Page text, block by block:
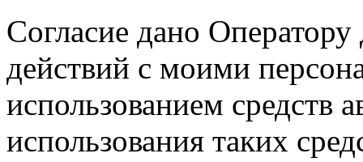
Согласие дано
действий с моими
использованием средств
использования таких